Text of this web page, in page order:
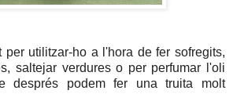
per utilitzar-ho a l'hora de fer sofregits,
saltejar verdures o per perfumar l'oli
després podem fer una truita molt